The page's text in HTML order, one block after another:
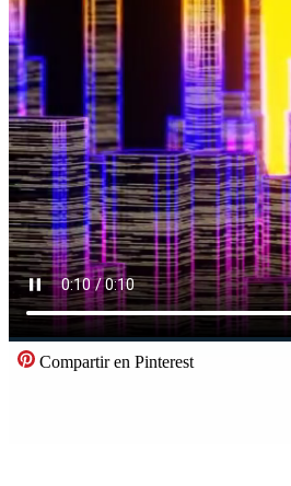
Compartir en Pinterest